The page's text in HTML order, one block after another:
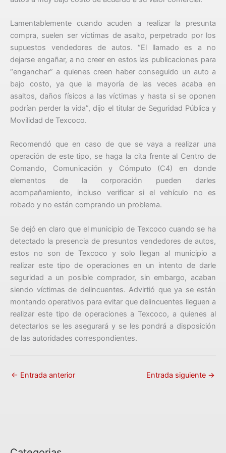
Lamentablemente cuando acuden a realizar la presunta
compra, suelen ser víctimas de asalto, perpetrado por los
supuestos vendedores de autos. “El llamado es a no
dejarse engañar, a no creer en estos las publicaciones para
“enganchar” a quienes creen haber conseguido un auto a
bajo costo, ya que la mayoría de las veces acaba en
asaltos, daños físicos a las víctimas y hasta si se oponen
podrían perder la vida”, dijo el titular de Seguridad Pública y
Movilidad de Texcoco.
Recomendó que en caso de que se vaya a realizar una
operación de este tipo, se haga la cita frente al Centro de
Comando, Comunicación y Cómputo (C4) en donde
elementos de la corporación pueden darles
acompañamiento, incluso verificar si el vehículo no es
robado y no están comprando un problema.
Se dejó en claro que el municipio de Texcoco cuando se ha
detectado la presencia de presuntos vendedores de autos,
estos no son de Texcoco y solo llegan al municipio a
realizar este tipo de operaciones en un intento de darle
seguridad a un posible comprador, sin embargo, acaban
siendo víctimas de delincuentes. Advirtió que ya se están
montando operativos para evitar que delincuentes lleguen a
realizar este tipo de operaciones a Texcoco, a quienes al
detectarlos se les asegurará y se les pondrá a disposición
de las autoridades correspondientes.
← Entrada anterior Entrada siguiente →